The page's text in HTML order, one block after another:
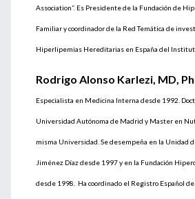
Association”. Es Presidente de la Fundación de
Familiar y coordinador de la Red Temática de
Hiperlipemias Hereditarias en España del Instituto
Rodrigo Alonso Karlezi, MD,
Especialista en Medicina Interna desde 1992.
Universidad Autónoma de Madrid y Master en
misma Universidad. Se desempeña en la Unidad
Jiménez Díaz desde 1997 y en la Fundación
desde 1998. Ha coordinado el Registro Español